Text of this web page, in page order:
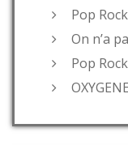
Pop
On n’a
Pop